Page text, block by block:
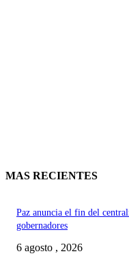
MAS RECIENTES
Paz anuncia el fin del
gobernadores
6 agosto , 2026